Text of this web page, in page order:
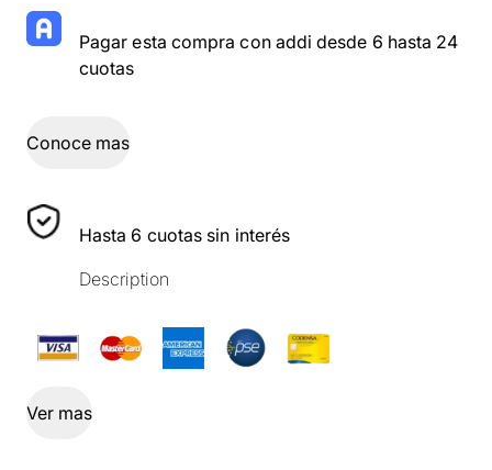
Pagar esta compra con addi desde 6 hasta 24
cuotas
Conoce mas
Hasta 6 cuotas sin interés
Description
Ver mas